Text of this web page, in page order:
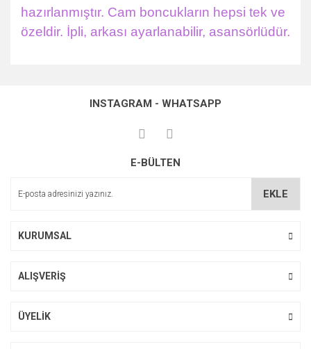
hazırlanmıştır. Cam boncukların hepsi tek ve
özeldir. İpli, arkası ayarlanabilir, asansörlüdür.
kullanarak tarafımıza iletebilirsiniz.
Görüş ve önerileriniz için teşekkür ederiz.
Ürün açıklamasında eksik bilgiler bulunuyor.
INSTAGRAM - WHATSAPP
E-BÜLTEN
EKLE
KURUMSAL
ALIŞVERİŞ
ÜYELİK